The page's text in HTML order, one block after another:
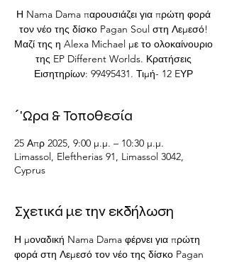
Η Nama Dama παρουσιάζει για πρώτη φορά
τον νέο της δίσκο Pagan Soul στη Λεμεσό!
Μαζί της η Alexa Michael με το ολοκαίνουριο
της EP Different Worlds. Κρατήσεις
Εισητηρίων: 99495431. Τιμή- 12 EΥΡ
΄'Ωρα & Τοποθεσία
25 Απρ 2025, 9:00 μ.μ. – 10:30 μ.μ.
Limassol, Eleftherias 91, Limassol 3042,
Cyprus
Σχετικά με την εκδήλωση
Η μοναδική Nama Dama φέρνει για πρώτη
φορά στη Λεμεσό τον νέο της δίσκο Pagan